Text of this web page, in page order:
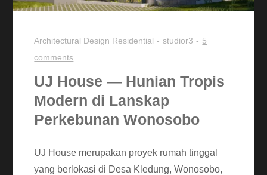
Architectural Design Residential studior3
5
comments
UJ House — Hunian Tropis
Modern di Lanskap
Perkebunan Wonosobo
UJ House merupakan proyek rumah tinggal
yang berlokasi di Desa Kledung, Wonosobo,